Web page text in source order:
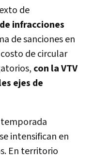
de
infracciones
de sanciones en
de circular
con la VTV
ejes de
intensifican en
En territorio